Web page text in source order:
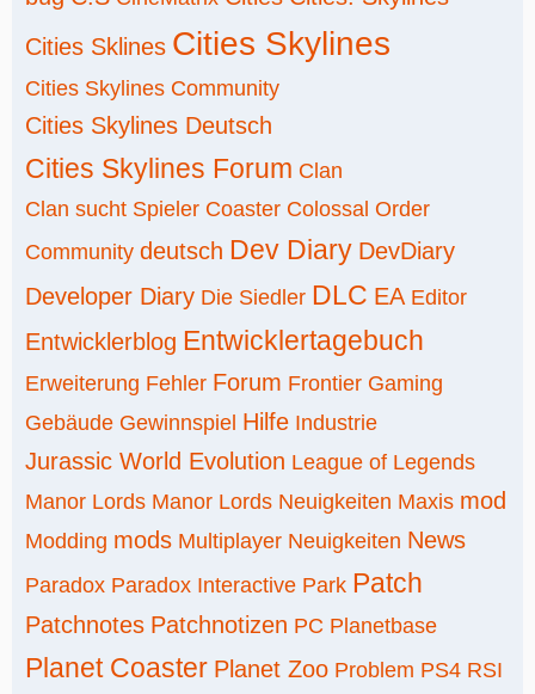
Cities Sklines Cities Skylines
Cities Skylines Community
Cities Skylines Deutsch
Cities Skylines Forum Clan
Clan sucht Spieler Coaster Colossal Order
Community deutsch Dev Diary DevDiary
Developer Diary Die Siedler DLC EA Editor
Entwicklerblog Entwicklertagebuch
Erweiterung Fehler Forum Frontier Gaming
Gebäude Gewinnspiel Hilfe Industrie
Jurassic World Evolution League of Legends
Manor Lords Manor Lords Neuigkeiten Maxis mod
Modding mods Multiplayer Neuigkeiten News
Paradox Paradox Interactive Park Patch
Patchnotes Patchnotizen PC Planetbase
Planet Coaster Planet Zoo Problem PS4 RSI